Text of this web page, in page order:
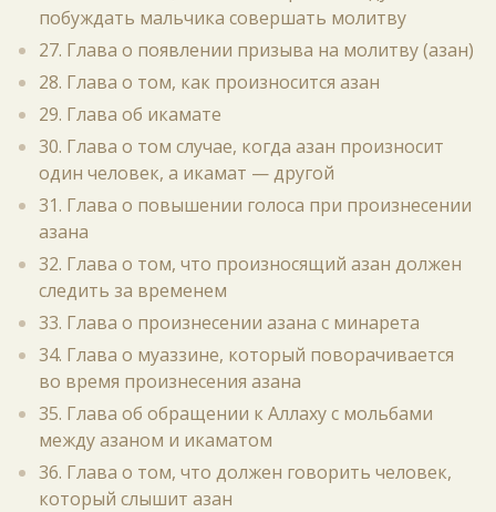
побуждать мальчика совершать молитву
27. Глава о появлении призыва на молитву (азан)
28. Глава о том, как произносится азан
29. Глава об икамате
30. Глава о том случае, когда азан произносит
один человек, а икамат — другой
31. Глава о повышении голоса при произнесении
азана
32. Глава о том, что произносящий азан должен
следить за временем
33. Глава о произнесении азана с минарета
34. Глава о муаззине, который поворачивается
во время произнесения азана
35. Глава об обращении к Аллаху с мольбами
между азаном и икаматом
36. Глава о том, что должен говорить человек,
который слышит азан